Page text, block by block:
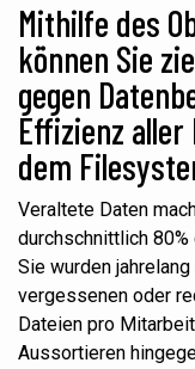
Mithilfe des
können Sie
gegen
Effizienz
dem
Veraltete Daten
durchschnittlich
Sie wurden
vergessenen oder
Dateien pro
Aussortieren